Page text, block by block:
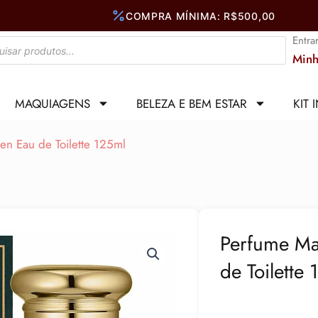
MAQUIAGENS BELEZA E BEM ESTAR KIT
Eau de Toilette 125ml
Perfume
de Toilette